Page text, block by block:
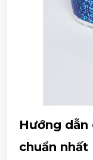
Hướng dẫn
chuẩn nhất